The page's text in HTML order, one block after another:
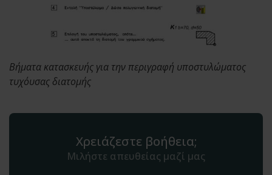
Βήματα κατασκευής για την περιγραφή υποστυλώματος
τυχόυσας διατομής
Χρειάζεστε βοήθεια;
Μιλήστε απευθείας μαζί μας